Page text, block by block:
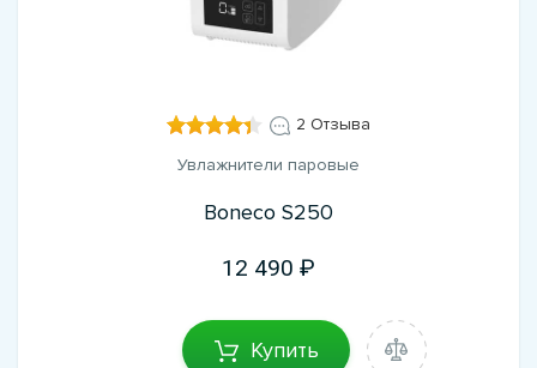
2 Отзыва
Увлажнители паровые
Boneco S250
12 490
Купить